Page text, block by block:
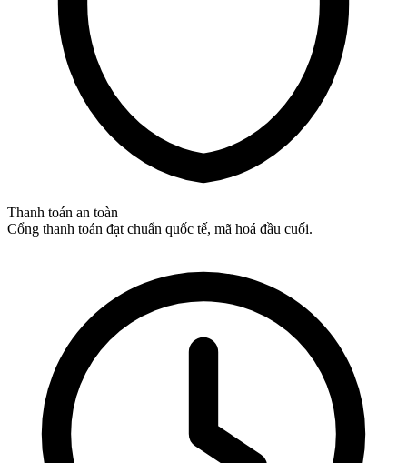
Thanh toán an toàn
Cổng thanh toán đạt chuẩn quốc tế, mã hoá đầu cuối.